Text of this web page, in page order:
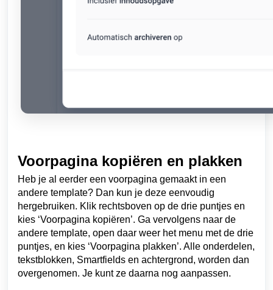
Voorpagina kopiëren en plakken
Heb je al eerder een voorpagina gemaakt in een
andere template? Dan kun je deze eenvoudig
hergebruiken. Klik rechtsboven op de drie puntjes en
kies ‘Voorpagina kopiëren’. Ga vervolgens naar de
andere template, open daar weer het menu met de drie
puntjes, en kies ‘Voorpagina plakken’. Alle onderdelen,
tekstblokken, Smartfields en achtergrond, worden dan
overgenomen. Je kunt ze daarna nog aanpassen.